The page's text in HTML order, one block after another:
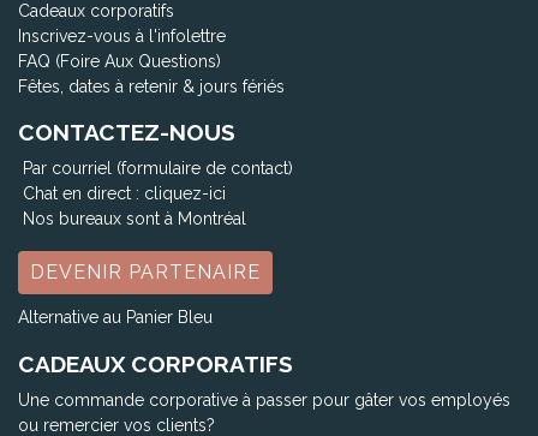
Cadeaux corporatifs
Inscrivez-vous à l'infolettre
FAQ (Foire Aux Questions)
Fêtes, dates à retenir & jours fériés
CONTACTEZ-NOUS
Par courriel (formulaire de contact)
Chat en direct : cliquez-ici
Nos bureaux sont à Montréal
DEVENIR PARTENAIRE
Alternative au Panier Bleu
CADEAUX CORPORATIFS
Une commande corporative à passer pour gâter vos employés
ou remercier vos clients?